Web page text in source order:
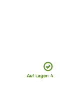
Auf Lager: 4